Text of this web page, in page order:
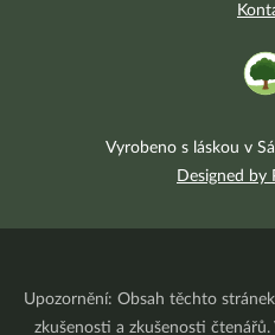
Vyrobeno s láskou v
Designed by
Upozornění: Obsah těchto
zkušenosti a zkušenosti